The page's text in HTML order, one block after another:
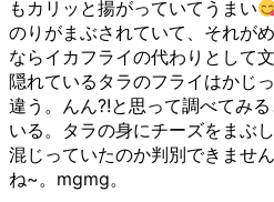
もカリッと揚がっていてうまい
のりがまぶされていて、それが
ならイカフライの代わりとして
隠れているタラのフライはかじ
違う。んん?!と思って調べてみ
いる。タラの身にチーズをまぶ
混じっていたのか判別できませ
ね~。mgmg。